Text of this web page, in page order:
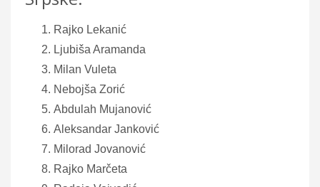
Rajko Lekanić
Ljubiša Aramanda
Milan Vuleta
Nebojša Zorić
Abdulah Mujanović
Aleksandar Janković
Milorad Jovanović
Rajko Marčeta